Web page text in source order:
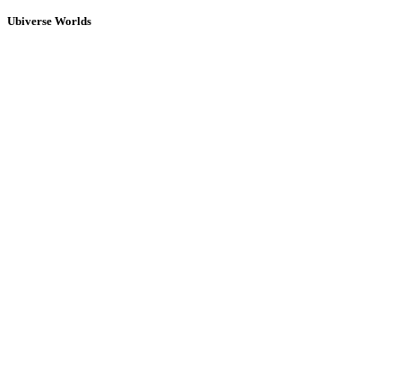
Ubiverse Worlds